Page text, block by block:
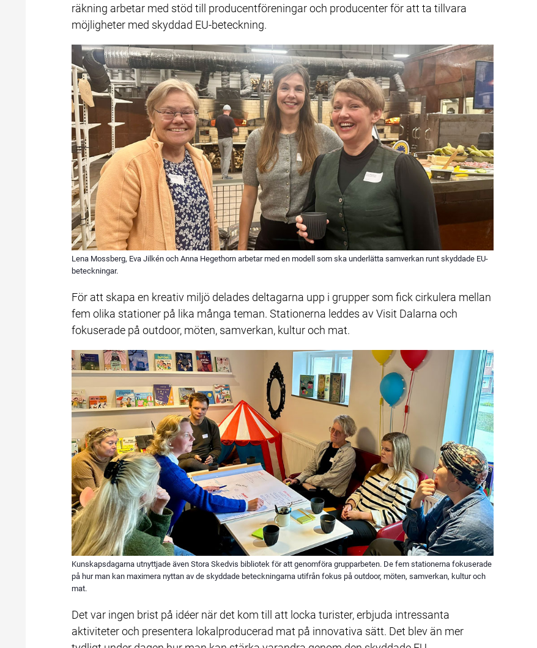
räkning arbetar med stöd till producentföreningar och producenter för att ta tillvara
möjligheter med skyddad EU-beteckning.
Lena Mossberg, Eva Jilkén och Anna Hegethorn arbetar med en modell som ska underlätta samverkan runt skyddade EU-
beteckningar.
För att skapa en kreativ miljö delades deltagarna upp i grupper som fick cirkulera mellan
fem olika stationer på lika många teman. Stationerna leddes av Visit Dalarna och
fokuserade på outdoor, möten, samverkan, kultur och mat.
Kunskapsdagarna utnyttjade även Stora Skedvis bibliotek för att genomföra grupparbeten. De fem stationerna fokuserade
på hur man kan maximera nyttan av de skyddade beteckningarna utifrån fokus på outdoor, möten, samverkan, kultur och
mat.
Det var ingen brist på idéer när det kom till att locka turister, erbjuda intressanta
aktiviteter och presentera lokalproducerad mat på innovativa sätt. Det blev än mer